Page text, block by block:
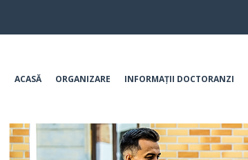
ACASĂ ORGANIZARE INFORMAȚII DOCTORANZI